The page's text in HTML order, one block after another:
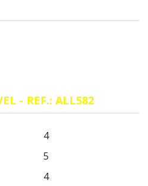
- REF.: ALL582
4
5
4